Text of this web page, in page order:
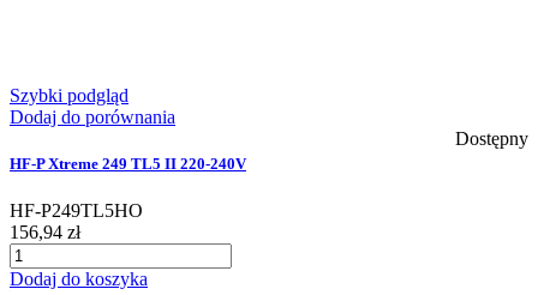
Szybki podgląd
Dodaj do porównania
Dostępny
HF-P Xtreme 249 TL5 II 220-240V
HF-P249TL5HO
156,94 zł
Dodaj do koszyka